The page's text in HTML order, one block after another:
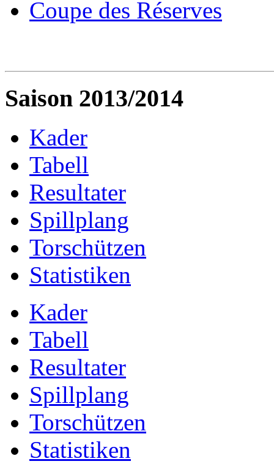
Coupe des Réserves
Saison 2013/2014
Kader
Tabell
Resultater
Spillplang
Torschützen
Statistiken
Kader
Tabell
Resultater
Spillplang
Torschützen
Statistiken